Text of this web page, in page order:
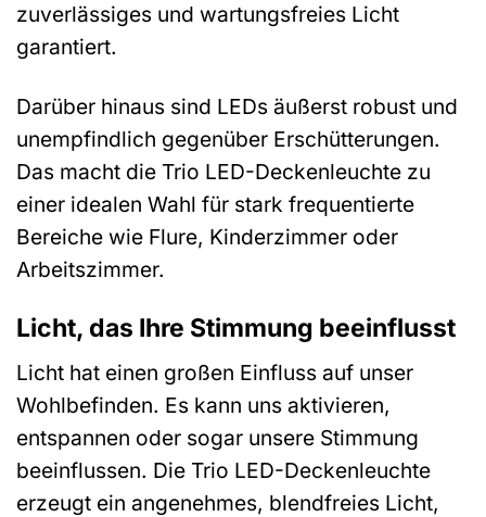
zuverlässiges und wartungsfreies Licht
garantiert.
Darüber hinaus sind LEDs äußerst robust und
unempfindlich gegenüber Erschütterungen.
Das macht die Trio LED-Deckenleuchte zu
einer idealen Wahl für stark frequentierte
Bereiche wie Flure, Kinderzimmer oder
Arbeitszimmer.
Licht, das Ihre Stimmung beeinflusst
Licht hat einen großen Einfluss auf unser
Wohlbefinden. Es kann uns aktivieren,
entspannen oder sogar unsere Stimmung
beeinflussen. Die Trio LED-Deckenleuchte
erzeugt ein angenehmes, blendfreies Licht,